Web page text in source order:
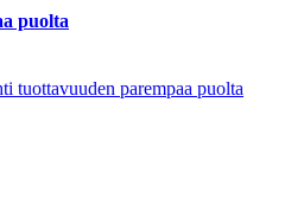
puolta
tuottavuuden parempaa puolta